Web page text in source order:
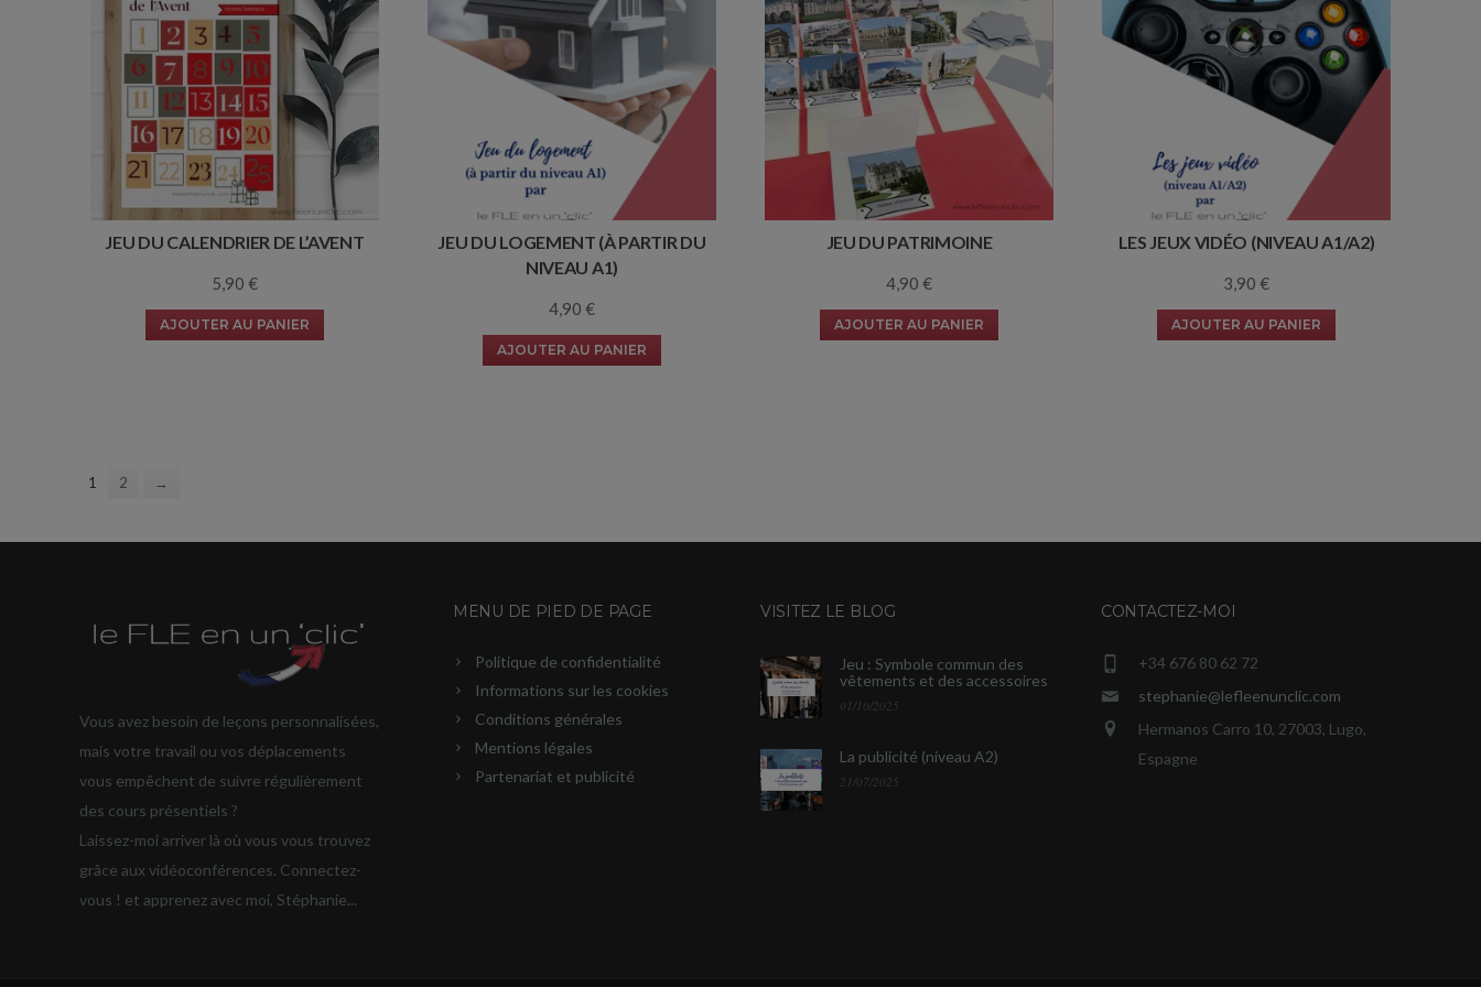
JEU DU CALENDRIER DE L’AVENT
5,90 €
AJOUTER AU PANIER
JEU DU LOGEMENT (À PARTIR DU
NIVEAU A1)
4,90 €
AJOUTER AU PANIER
JEU DU PATRIMOINE
4,90 €
AJOUTER AU PANIER
LES JEUX VIDÉO (NIVEAU A1/A2)
3,90 €
AJOUTER AU PANIER
1 2 →
Vous avez besoin de leçons personnalisées,
mais votre travail ou vos déplacements
vous empêchent de suivre régulièrement
des cours présentiels ?
Laissez-moi arriver là où vous vous trouvez
grâce aux vidéoconférences. Connectez-
vous ! et apprenez avec moi, Stéphanie...
MENU DE PIED DE PAGE
Politique de confidentialité
Informations sur les cookies
Conditions générales
Mentions légales
Partenariat et publicité
VISITEZ LE BLOG
Jeu : Symbole commun des
vêtements et des accessoires
01/10/2025
La publicité (niveau A2)
21/07/2025
CONTACTEZ-MOI
+34 676 80 62 72
stephanie@lefleenunclic.com
Hermanos Carro 10, 27003, Lugo,
Espagne